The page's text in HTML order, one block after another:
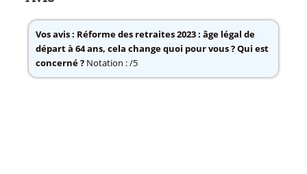
Vos avis : Réforme des retraites 2023 : âge légal de
départ à 64 ans, cela change quoi pour vous ? Qui est
concerné ?Notation : /5